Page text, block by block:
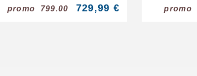
promo 799.00 729,99 € promo